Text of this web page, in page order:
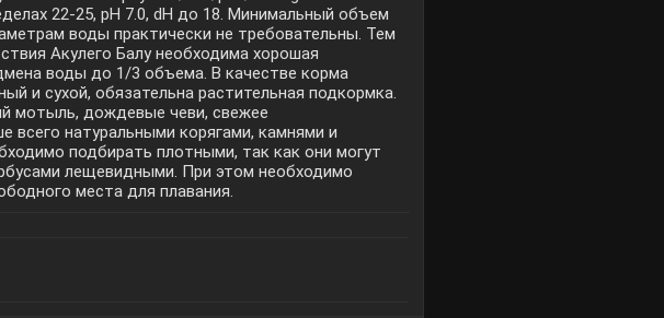
22-25, pH 7.0, dH до 18. Минимальный объем
воды практически не требовательны. Тем
Акулего Балу необходима хорошая
воды до 1/3 объема. В качестве корма
и сухой, обязательна растительная подкормка.
мотыль, дождевые чеви, свежее
всего натуральными корягами, камнями и
подбирать плотными, так как они могут
лещевидными. При этом необходимо
места для плавания.